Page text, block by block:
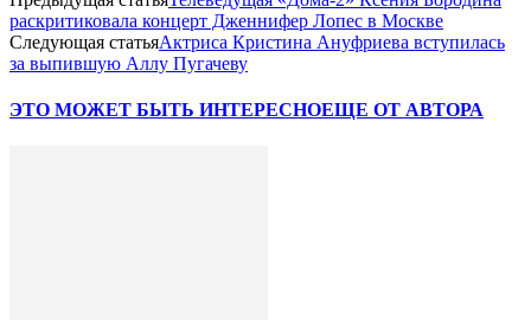
раскритиковала концерт Дженнифер Лопес в Москве
Следующая статьяАктриса Кристина Ануфриева вступилась
за выпившую Аллу Пугачеву
ЭТО МОЖЕТ БЫТЬ ИНТЕРЕСНОЕЩЕ ОТ АВТОРА